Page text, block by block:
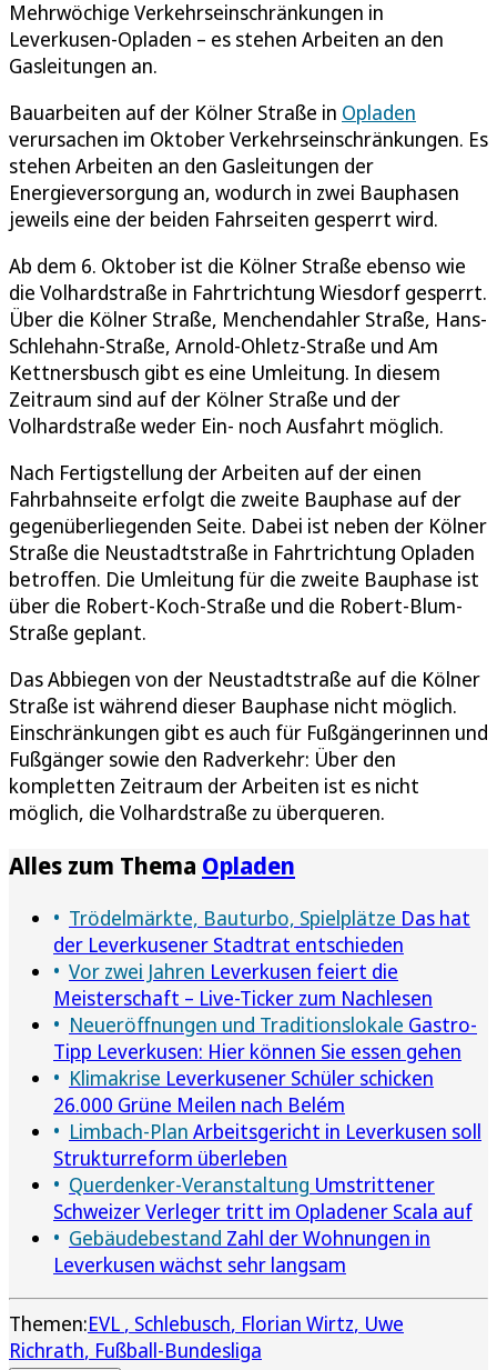
Mehrwöchige Verkehrseinschränkungen in
Leverkusen-Opladen – es stehen Arbeiten an den
Gasleitungen an.
Bauarbeiten auf der Kölner Straße in Opladen
verursachen im Oktober Verkehrseinschränkungen. Es
stehen Arbeiten an den Gasleitungen der
Energieversorgung an, wodurch in zwei Bauphasen
jeweils eine der beiden Fahrseiten gesperrt wird.
Ab dem 6. Oktober ist die Kölner Straße ebenso wie
die Volhardstraße in Fahrtrichtung Wiesdorf gesperrt.
Über die Kölner Straße, Menchendahler Straße, Hans-
Schlehahn-Straße, Arnold-Ohletz-Straße und Am
Kettnersbusch gibt es eine Umleitung. In diesem
Zeitraum sind auf der Kölner Straße und der
Volhardstraße weder Ein- noch Ausfahrt möglich.
Nach Fertigstellung der Arbeiten auf der einen
Fahrbahnseite erfolgt die zweite Bauphase auf der
gegenüberliegenden Seite. Dabei ist neben der Kölner
Straße die Neustadtstraße in Fahrtrichtung Opladen
betroffen. Die Umleitung für die zweite Bauphase ist
über die Robert-Koch-Straße und die Robert-Blum-
Straße geplant.
Das Abbiegen von der Neustadtstraße auf die Kölner
Straße ist während dieser Bauphase nicht möglich.
Einschränkungen gibt es auch für Fußgängerinnen und
Fußgänger sowie den Radverkehr: Über den
kompletten Zeitraum der Arbeiten ist es nicht
möglich, die Volhardstraße zu überqueren.
Alles zum Thema Opladen
Trödelmärkte, Bauturbo, Spielplätze Das hat
der Leverkusener Stadtrat entschieden
Vor zwei Jahren Leverkusen feiert die
Meisterschaft – Live-Ticker zum Nachlesen
Neueröffnungen und Traditionslokale Gastro-
Tipp Leverkusen: Hier können Sie essen gehen
Klimakrise Leverkusener Schüler schicken
26.000 Grüne Meilen nach Belém
Limbach-Plan Arbeitsgericht in Leverkusen soll
Strukturreform überleben
Querdenker-Veranstaltung Umstrittener
Schweizer Verleger tritt im Opladener Scala auf
Gebäudebestand Zahl der Wohnungen in
Leverkusen wächst sehr langsam
Themen:EVL Schlebusch Florian Wirtz Uwe
Richrath Fußball-Bundesliga